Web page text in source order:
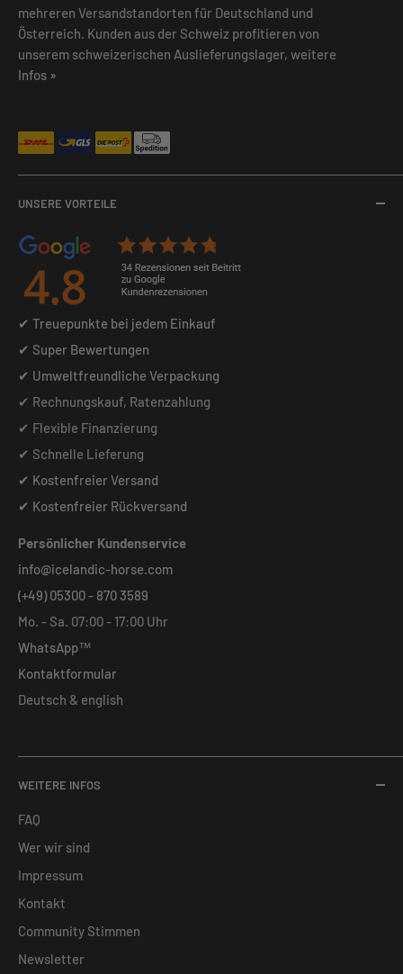
mehreren Versandstandorten für Deutschland und
Österreich. Kunden aus der Schweiz profitieren von
unserem schweizerischen Auslieferungslager, weitere
Infos »
UNSERE VORTEILE
✔ Treuepunkte bei jedem Einkauf
✔ Super Bewertungen
✔ Umweltfreundliche Verpackung
✔ Rechnungskauf, Ratenzahlung
✔ Flexible Finanzierung
✔ Schnelle Lieferung
✔ Kostenfreier Versand
✔ Kostenfreier Rückversand
Persönlicher Kundenservice
info@icelandic-horse.com
(+49) 05300 - 870 3589
Mo. - Sa. 07:00 - 17:00 Uhr
WhatsApp™
Kontaktformular
Deutsch & english
WEITERE INFOS
FAQ
Wer wir sind
Impressum
Kontakt
Community Stimmen
Newsletter